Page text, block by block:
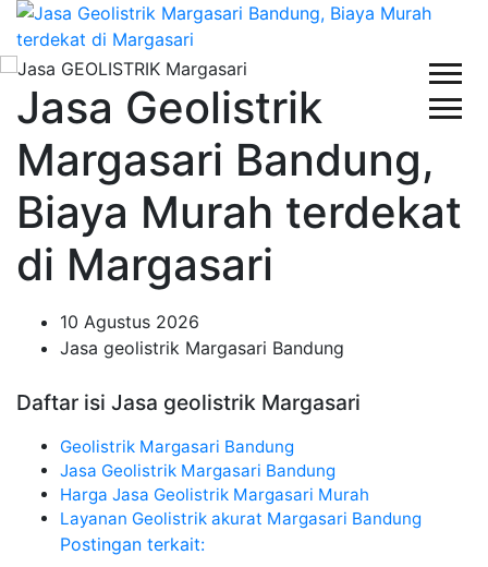
Jasa Geolistrik
Margasari Bandung,
Biaya Murah terdekat
di Margasari
10 Agustus 2026
Jasa geolistrik Margasari Bandung
Daftar isi Jasa geolistrik Margasari
Geolistrik Margasari Bandung
Jasa Geolistrik Margasari Bandung
Harga Jasa Geolistrik Margasari Murah
Layanan Geolistrik akurat Margasari Bandung
Postingan terkait: